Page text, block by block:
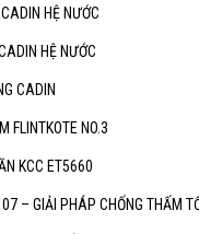
HỆ NƯỚC
HỆ NƯỚC
CADIN
FLINTKOTE NO.3
KCC ET5660
– GIẢI PHÁP CHỐNG THẤM